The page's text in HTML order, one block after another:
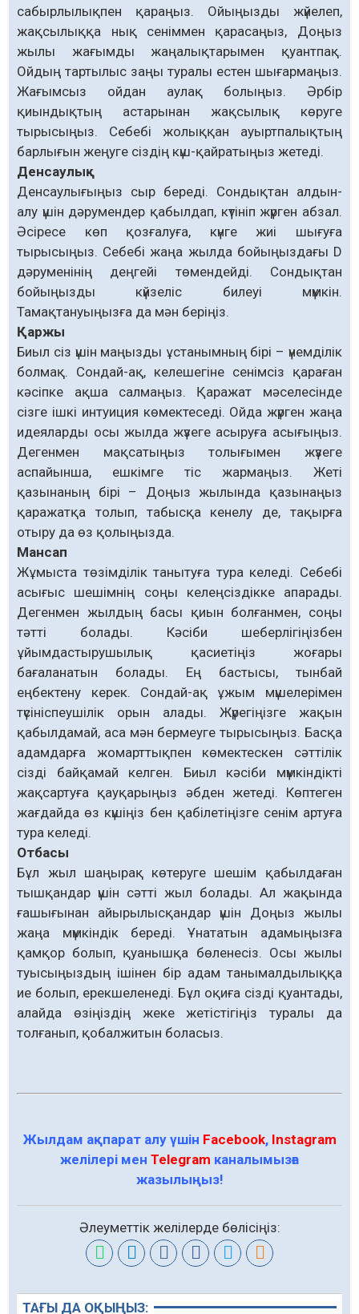
сабырлылықпен қараңыз. Ойыңызды жүйелеп,
жақсылыққа нық сеніммен қарасаңыз, Доңыз
жылы жағымды жаңалықтарымен қуантпақ.
Ойдың тартылыс заңы туралы естен шығармаңыз.
Жағымсыз ойдан аулақ болыңыз. Әрбір
қиындықтың астарынан жақсылық көруге
тырысыңыз. Себебі жолыққан ауыртпалықтың
барлығын жеңуге сіздің күш-қайратыңыз жетеді.
Денсаулық
Денсаулығыңыз сыр береді. Сондықтан алдын-
алу үшін дәрумендер қабылдап, күтініп жүрген абзал.
Әсіресе көп қозғалуға, күнге жиі шығуға
тырысыңыз. Себебі жаңа жылда бойыңыздағы D
дәруменінің деңгейі төмендейді. Сондықтан
бойыңызды күйзеліс билеуі мүмкін.
Тамақтануыңызға да мән беріңіз.
Қаржы
Биыл сіз үшін маңызды ұстанымның бірі – үнемділік
болмақ. Сондай-ақ, келешегіне сенімсіз қараған
кәсіпке ақша салмаңыз. Қаражат мәселесінде
сізге ішкі интуиция көмектеседі. Ойда жүрген жаңа
идеяларды осы жылда жүзеге асыруға асығыңыз.
Дегенмен мақсатыңыз толығымен жүзеге
аспайынша, ешкімге тіс жармаңыз. Жеті
қазынаның бірі – Доңыз жылында қазынаңыз
қаражатқа толып, табысқа кенелу де, тақырға
отыру да өз қолыңызда.
Мансап
Жұмыста төзімділік танытуға тура келеді. Себебі
асығыс шешімнің соңы келеңсіздікке апарады.
Дегенмен жылдың басы қиын болғанмен, соңы
тәтті болады. Кәсіби шеберлігіңізбен
ұйымдастырушылық қасиетіңіз жоғары
бағаланатын болады. Ең бастысы, тынбай
еңбектену керек. Сондай-ақ ұжым мүшелерімен
түсініспеушілік орын алады. Жүрегіңізге жақын
қабылдамай, аса мән бермеуге тырысыңыз. Басқа
адамдарға жомарттықпен көмектескен сәттілік
сізді байқамай келген. Биыл кәсіби мүмкіндікті
жақсартуға қауқарыңыз әбден жетеді. Көптеген
жағдайда өз күшіңіз бен қабілетіңізге сенім артуға
тура келеді.
Отбасы
Бұл жыл шаңырақ көтеруге шешім қабылдаған
тышқандар үшін сәтті жыл болады. Ал жақында
ғашығынан айырылысқандар үшін Доңыз жылы
жаңа мүмкіндік береді. Ұнататын адамыңызға
қамқор болып, қуанышқа бөленесіз. Осы жылы
туысыңыздың ішінен бір адам танымалдылыққа
ие болып, ерекшеленеді. Бұл оқиға сізді қуантады,
алайда өзіңіздің жеке жетістігіңіз туралы да
толғанып, қобалжитын боласыз.
Жылдам ақпарат алу үшін Facebook, Instagram
желілері мен Telegram каналымызға
жазылыңыз!
Әлеуметтік желілерде бөлісіңіз:
ТАҒЫ ДА ОҚЫҢЫЗ: